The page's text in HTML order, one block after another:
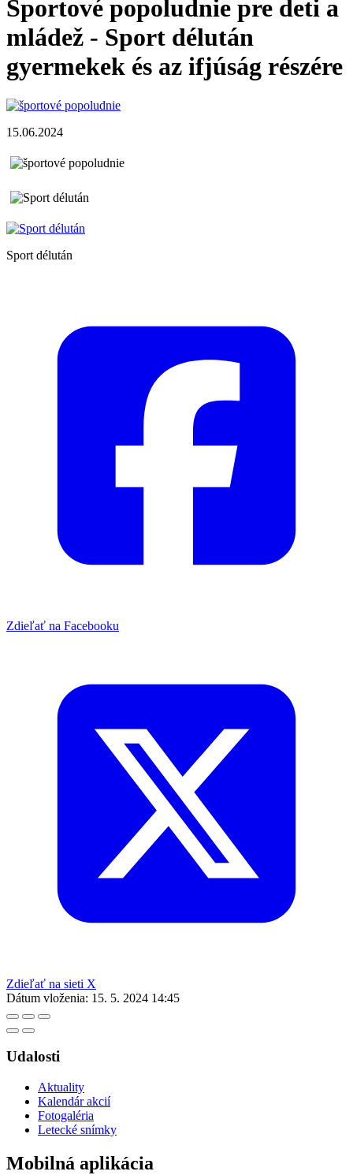
Športové popoludnie pre deti a
mládež - Sport délután
gyermekek és az ifjúság részére
15.06.2024
Sport délután
Zdieľať na Facebooku
Zdieľať na sieti X
Dátum vloženia: 15. 5. 2024 14:45
Udalosti
Aktuality
Kalendár akcií
Fotogaléria
Letecké snímky
Mobilná aplikácia